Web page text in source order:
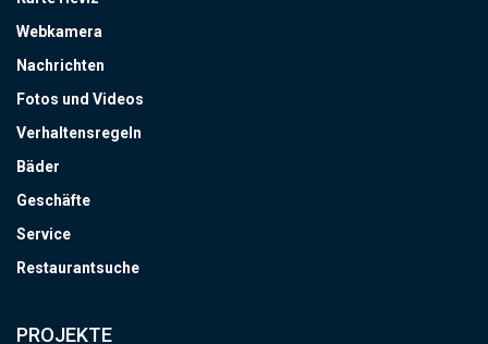
Webkamera
Nachrichten
Fotos und Videos
Verhaltensregeln
Bäder
Geschäfte
Service
Restaurantsuche
PROJEKTE